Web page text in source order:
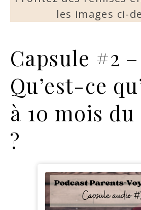
les images ci-
Capsule #2 –
Qu’est-ce
à 10 mois
?